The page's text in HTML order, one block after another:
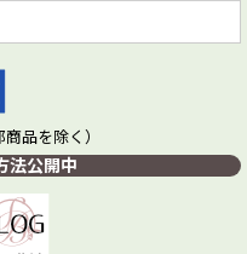
品を除く）
法公開中